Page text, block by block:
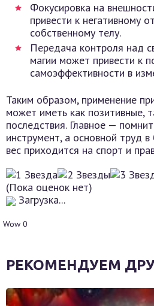
Фокусировка на
привести к негативному
собственному телу.
Передача контроля над
магии может привести к
самоэффективности в
Таким образом, применение
может иметь как позитивные,
последствия. Главное —
инструмент, а основной труд
вес приходится на спорт и
(Пока оценок нет)
Загрузка...
Wow 0
РЕКОМЕНДУЕМ